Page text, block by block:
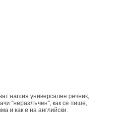
нашия универсален речник,
"неразлъчен", как се пише,
и как е на английски.